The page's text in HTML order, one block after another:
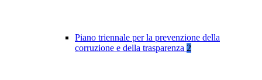
Piano triennale per la prevenzione della
corruzione e della trasparenza 2